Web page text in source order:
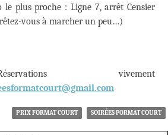
plus proche : Ligne 7, arrêt Censier
vous à marcher un peu…)
vivement
PRIX FORMAT COURT SOIRÉES FORMAT COURT